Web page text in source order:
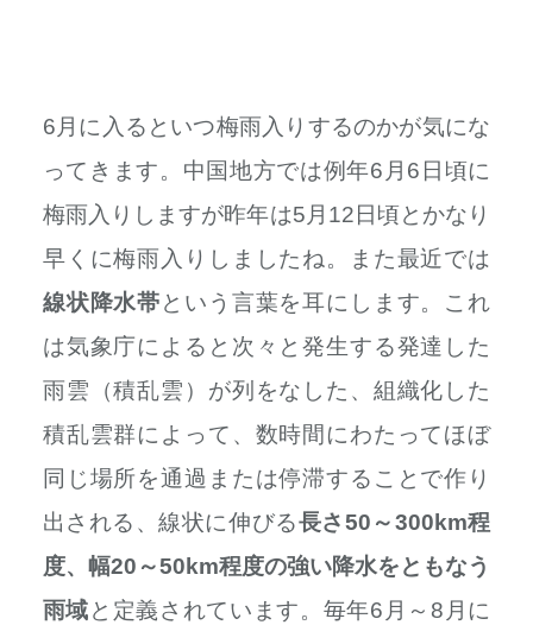
6月に入るといつ梅雨入りするのかが気にな
ってきます。中国地方では例年6月6日頃に
梅雨入りしますが昨年は5月12日頃とかなり
早くに梅雨入りしましたね。また最近では
線状降水帯という言葉を耳にします。これ
は気象庁によると次々と発生する発達した
雨雲（積乱雲）が列をなした、組織化した
積乱雲群によって、数時間にわたってほぼ
同じ場所を通過または停滞することで作り
出される、線状に伸びる長さ50～300km程
度、幅20～50km程度の強い降水をともなう
雨域と定義されています。毎年6月～8月に